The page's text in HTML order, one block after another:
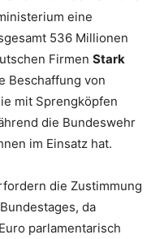
eine
536 Millionen
Firmen Stark
Beschaffung von
mit Sprengköpfen
die Bundeswehr
im Einsatz hat.
die Zustimmung
da
parlamentarisch